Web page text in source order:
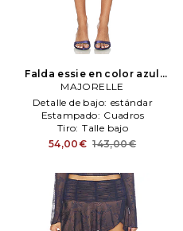
Falda essie en color azul
mareno MAJORELLE
MAJORELLE
Detalle de bajo: estándar
Estampado: Cuadros
Tiro: Talle bajo
54,00€ 143,00€